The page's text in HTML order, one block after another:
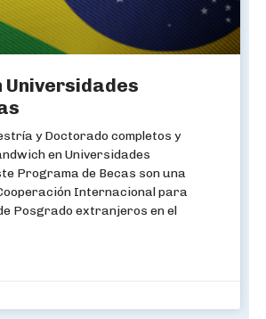
Universidades
y Doctorado completos y
en Universidades
Programa de Becas son una
Internacional para
Posgrado extranjeros en el